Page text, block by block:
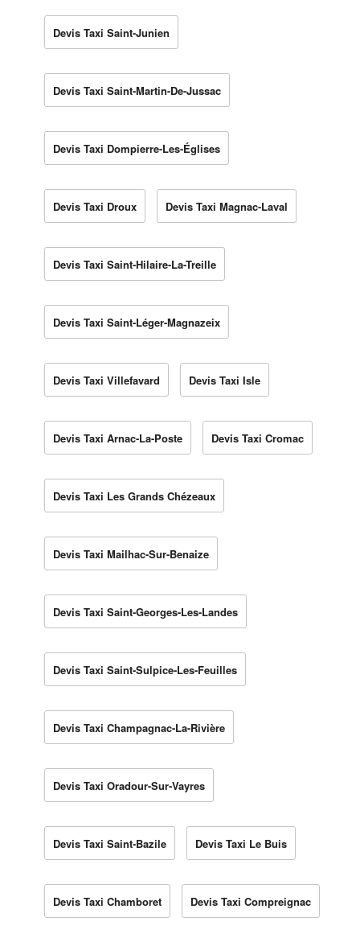
Devis Taxi Saint-Junien
Devis Taxi Saint-Martin-De-Jussac
Devis Taxi Dompierre-Les-Églises
Devis Taxi Droux Devis Taxi Magnac-Laval
Devis Taxi Saint-Hilaire-La-Treille
Devis Taxi Saint-Léger-Magnazeix
Devis Taxi Villefavard Devis Taxi Isle
Devis Taxi Arnac-La-Poste Devis Taxi Cromac
Devis Taxi Les Grands Chézeaux
Devis Taxi Mailhac-Sur-Benaize
Devis Taxi Saint-Georges-Les-Landes
Devis Taxi Saint-Sulpice-Les-Feuilles
Devis Taxi Champagnac-La-Rivière
Devis Taxi Oradour-Sur-Vayres
Devis Taxi Saint-Bazile Devis Taxi Le Buis
Devis Taxi Chamboret Devis Taxi Compreignac